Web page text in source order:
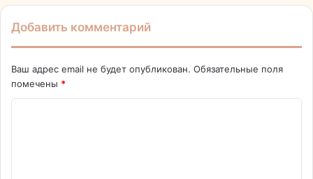
Добавить комментарий
Ваш адрес email не будет опубликован. Обязательные поля
помечены *